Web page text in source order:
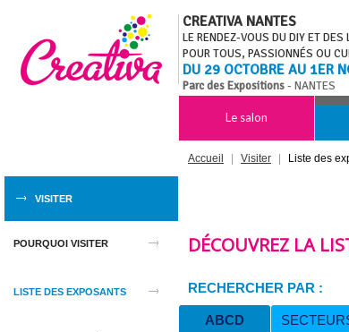
CREATIVA NANTES
LE RENDEZ-VOUS DU DIY ET DES
POUR TOUS, PASSIONNÉS OU
DU 29 OCTOBRE AU 1ER
Parc des Expositions- NANTES
Le salon
VISITER
POURQUOI VISITER
LISTE DES EXPOSANTS
Accueil Visiter Liste des
DÉCOUVREZ LA
RECHERCHER PAR :
ABCD